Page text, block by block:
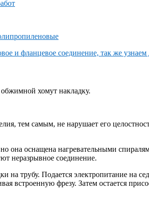
хомут накладку.
тем самым, не нарушает его
она оснащена нагревательными
неразрывное соединение.
трубу. Подается электропитание на
встроенную фрезу. Затем остается